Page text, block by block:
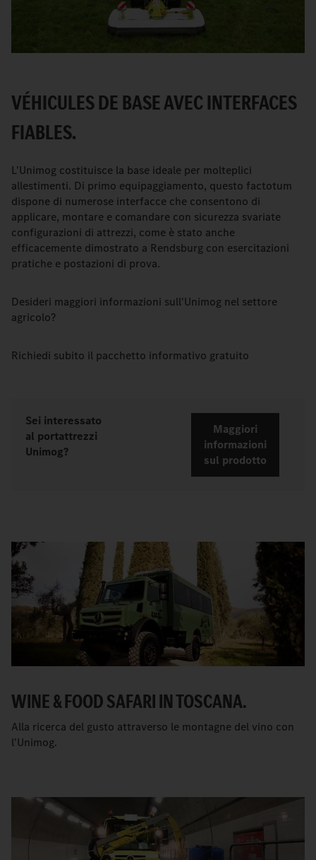
VÉHICULES DE BASE AVEC INTERFACES
FIABLES.
L'Unimog costituisce la base ideale per molteplici
allestimenti. Di primo equipaggiamento, questo factotum
dispone di numerose interfacce che consentono di
applicare, montare e comandare con sicurezza svariate
configurazioni di attrezzi, come è stato anche
efficacemente dimostrato a Rendsburg con esercitazioni
pratiche e postazioni di prova.
Desideri maggiori informazioni sull'Unimog nel settore
agricolo?
Richiedi subito il pacchetto informativo gratuito
Sei interessato
al portattrezzi
Unimog?
Maggiori
informazioni
sul prodotto
WINE & FOOD SAFARI IN TOSCANA.
Alla ricerca del gusto attraverso le montagne del vino con
l'Unimog.